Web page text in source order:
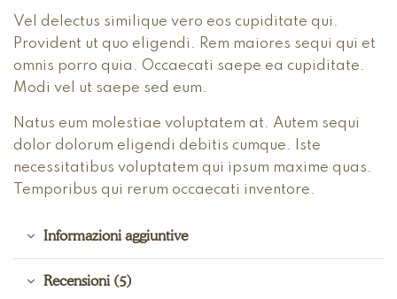
Vel delectus similique vero eos cupiditate qui.
Provident ut quo eligendi. Rem maiores sequi qui et
omnis porro quia. Occaecati saepe ea cupiditate.
Modi vel ut saepe sed eum.
Natus eum molestiae voluptatem at. Autem sequi
dolor dolorum eligendi debitis cumque. Iste
necessitatibus voluptatem qui ipsum maxime quas.
Temporibus qui rerum occaecati inventore.
Informazioni aggiuntive
Recensioni (5)